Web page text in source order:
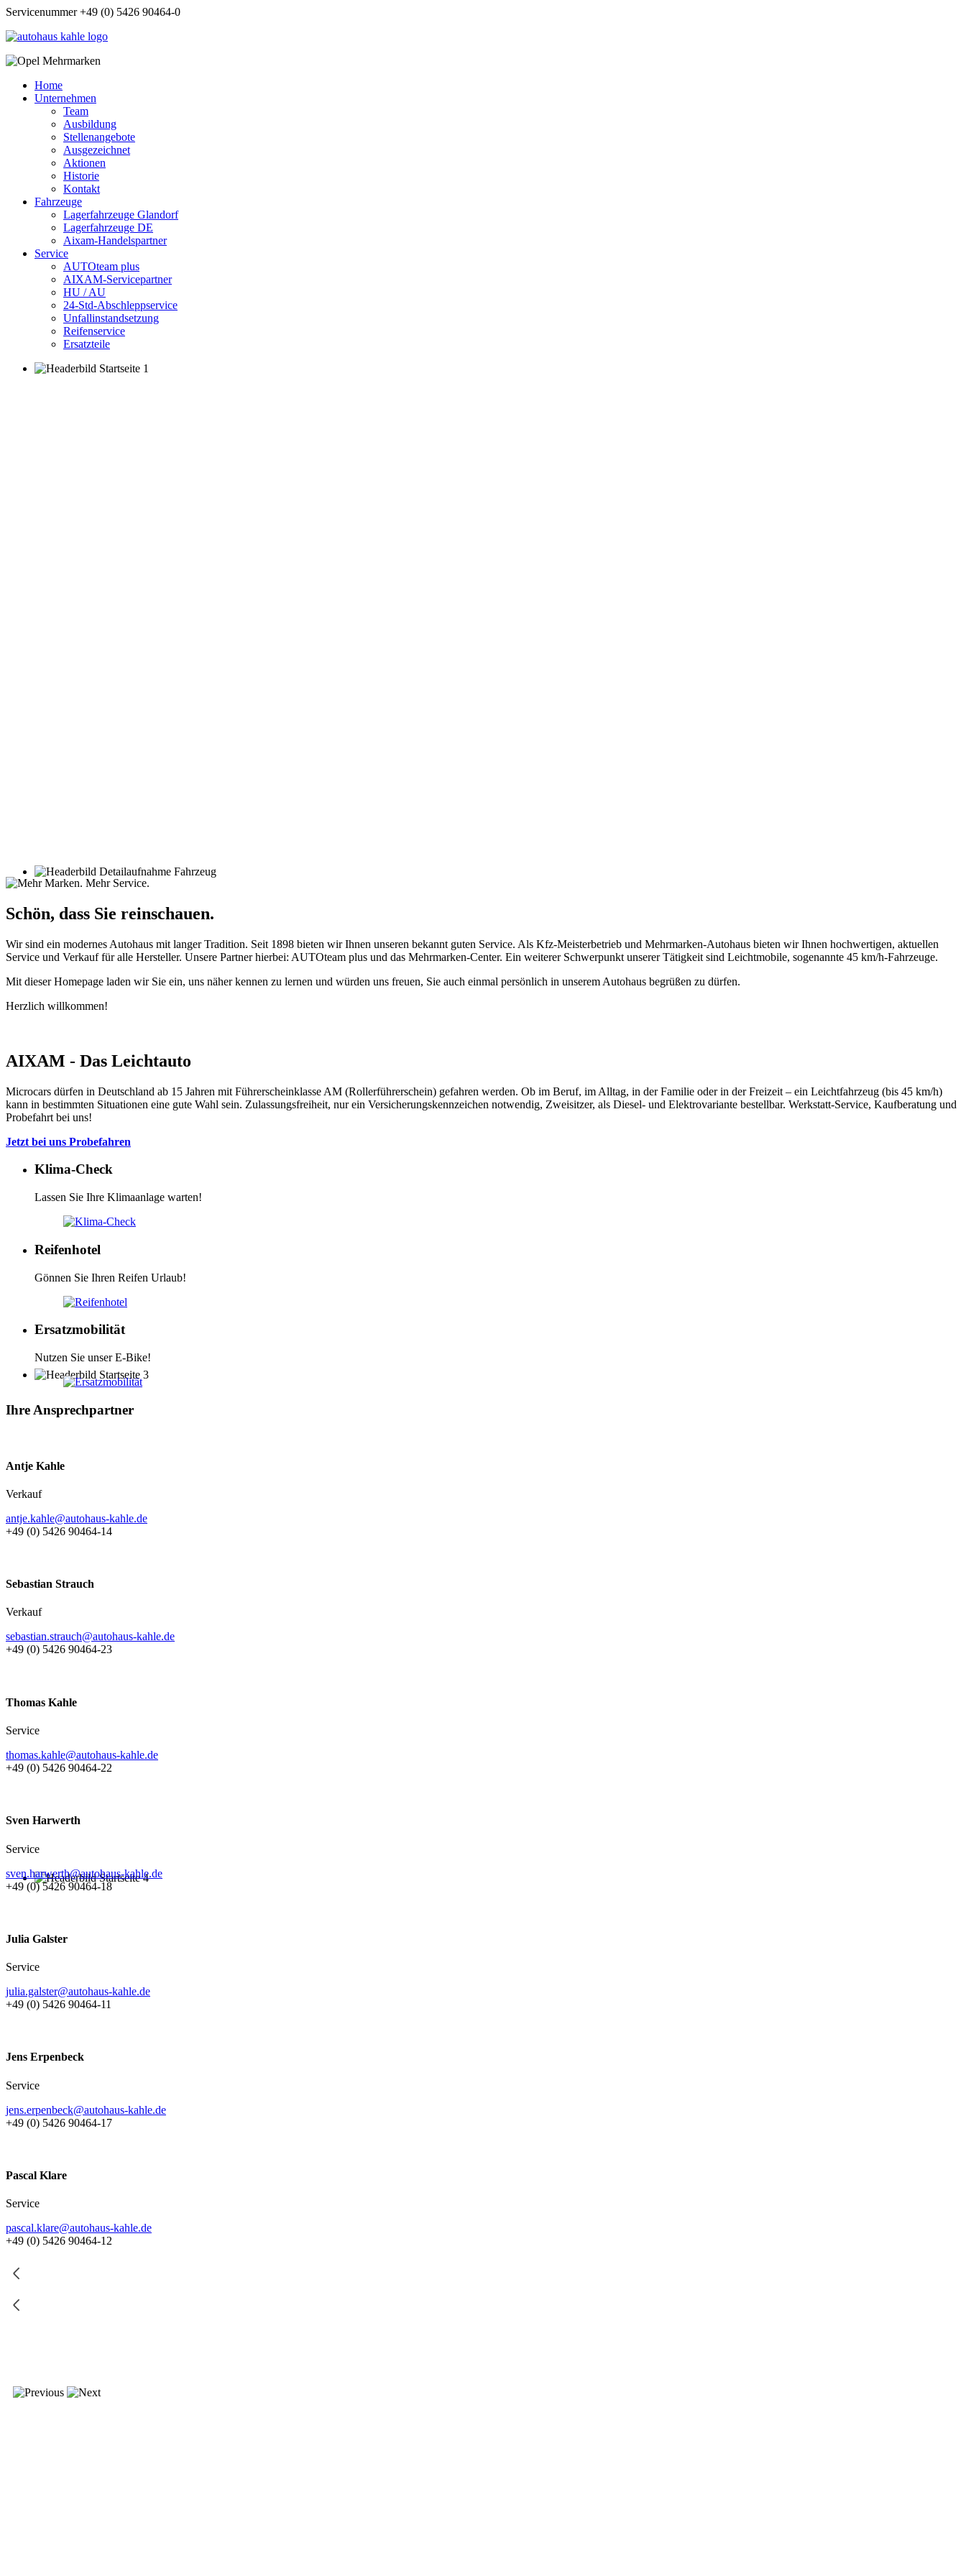
Servicenummer +49 (0) 5426 90464-0
Home
Unternehmen
Team
Ausbildung
Stellenangebote
Ausgezeichnet
Aktionen
Historie
Kontakt
Fahrzeuge
Lagerfahrzeuge Glandorf
Lagerfahrzeuge DE
Aixam-Handelspartner
Service
AUTOteam plus
AIXAM-Servicepartner
HU / AU
24-Std-Abschleppservice
Unfallinstandsetzung
Reifenservice
Ersatzteile
Schön, dass Sie reinschauen.
Wir sind ein modernes Autohaus mit langer Tradition. Seit 1898 bieten wir Ihnen unseren bekannt guten Service. Als Kfz-Meisterbetrieb und Mehrmarken-Autohaus bieten wir Ihnen hochwertigen, aktuellen
Service und Verkauf für alle Hersteller. Unsere Partner hierbei: AUTOteam plus und das Mehrmarken-Center. Ein weiterer Schwerpunkt unserer Tätigkeit sind Leichtmobile, sogenannte 45 km/h-Fahrzeuge.
Mit dieser Homepage laden wir Sie ein, uns näher kennen zu lernen und würden uns freuen, Sie auch einmal persönlich in unserem Autohaus begrüßen zu dürfen.
Herzlich willkommen!
AIXAM - Das Leichtauto
Microcars dürfen in Deutschland ab 15 Jahren mit Führerscheinklasse AM (Rollerführerschein) gefahren werden. Ob im Beruf, im Alltag, in der Familie oder in der Freizeit – ein Leichtfahrzeug (bis 45 km/h)
kann in bestimmten Situationen eine gute Wahl sein. Zulassungsfreiheit, nur ein Versicherungskennzeichen notwendig, Zweisitzer, als Diesel- und Elektrovariante bestellbar. Werkstatt-Service, Kaufberatung und
Probefahrt bei uns!
Jetzt bei uns Probefahren
Klima-Check
Lassen Sie Ihre Klimaanlage warten!
Reifenhotel
Gönnen Sie Ihren Reifen Urlaub!
Ersatzmobilität
Nutzen Sie unser E-Bike!
Ihre Ansprechpartner
Antje Kahle
Verkauf
antje.kahle@autohaus-kahle.de
+49 (0) 5426 90464-14
Sebastian Strauch
Verkauf
sebastian.strauch@autohaus-kahle.de
+49 (0) 5426 90464-23
Thomas Kahle
Service
thomas.kahle@autohaus-kahle.de
+49 (0) 5426 90464-22
Sven Harwerth
Service
sven.harwerth@autohaus-kahle.de
+49 (0) 5426 90464-18
Julia Galster
Service
julia.galster@autohaus-kahle.de
+49 (0) 5426 90464-11
Jens Erpenbeck
Service
jens.erpenbeck@autohaus-kahle.de
+49 (0) 5426 90464-17
Pascal Klare
Service
pascal.klare@autohaus-kahle.de
+49 (0) 5426 90464-12